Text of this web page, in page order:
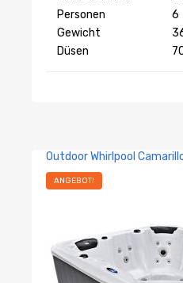
Personen
6
Gewicht
Düsen
Outdoor Whirlpool
ANGEBOT!